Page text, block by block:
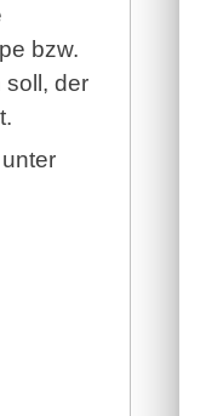
bzw.
der